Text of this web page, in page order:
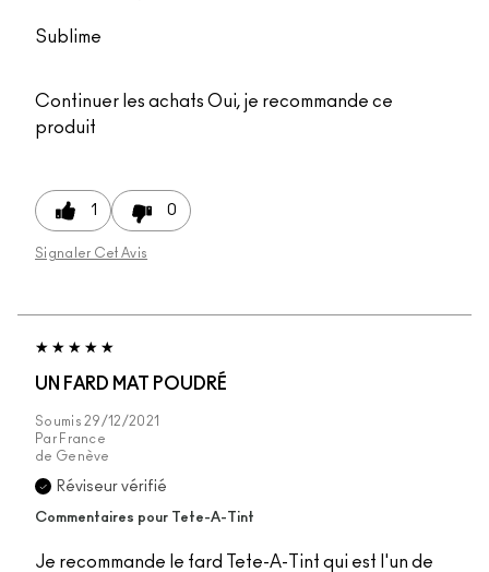
Sublime
Continuer les achats Oui, je recommande ce
produit
1 0
Signaler Cet Avis
UN FARD MAT POUDRÉ
Soumis 29/12/2021
Par France
de Genève
Réviseur vérifié
Commentaires pour Tete-A-Tint
Je recommande le fard Tete-A-Tint qui est l'un de